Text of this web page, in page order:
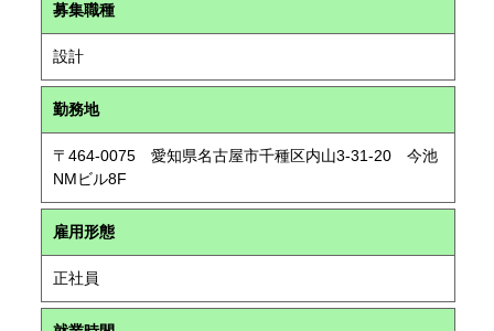
募集職種
設計
勤務地
〒464-0075 愛知県名古屋市千種区内山3-31-20 今池
NMビル8F
雇用形態
正社員